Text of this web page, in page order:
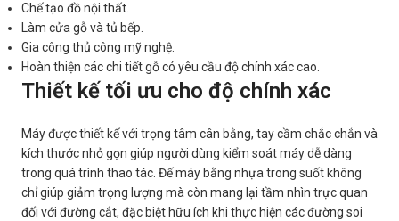
Chế tạo đồ nội thất.
Làm cửa gỗ và tủ bếp.
Gia công thủ công mỹ nghệ.
Hoàn thiện các chi tiết gỗ có yêu cầu độ chính xác cao.
Thiết kế tối ưu cho độ chính xác
Máy được thiết kế với trọng tâm cân bằng, tay cầm chắc chắn và
kích thước nhỏ gọn giúp người dùng kiểm soát máy dễ dàng
trong quá trình thao tác. Đế máy bằng nhựa trong suốt không
chỉ giúp giảm trọng lượng mà còn mang lại tầm nhìn trực quan
đối với đường cắt, đặc biệt hữu ích khi thực hiện các đường soi